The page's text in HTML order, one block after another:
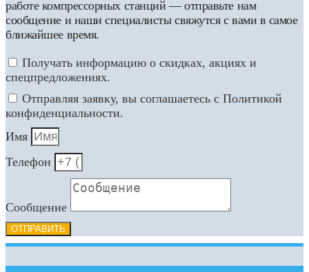
работе компрессорных станций — отправьте нам
сообщение и наши специалисты свяжутся с вами в самое
ближайшее время.
Получать информацию о скидках, акциях и
спецпредложениях.
Отправляя заявку, вы соглашаетесь с Политикой
конфиденциальности.
Имя
Телефон
Сообщение
ОТПРАВИТЬ